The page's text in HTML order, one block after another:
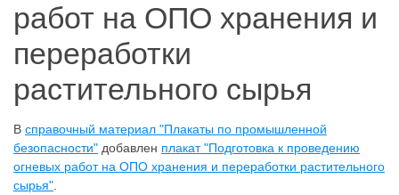
работ на ОПО хранения и
переработки
растительного сырья
В справочный материал "Плакаты по промышленной
безопасности" добавлен плакат "Подготовка к проведению
огневых работ на ОПО хранения и переработки растительного
сырья"